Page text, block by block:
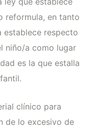
reformula, en tanto
establece respecto
niño/a como lugar
es la que estalla
clínico para
de lo excesivo de